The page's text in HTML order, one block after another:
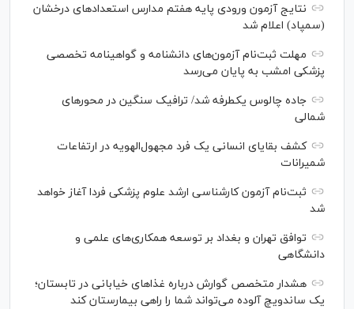
نتایج آزمون ورودی پایه هفتم مدارس استعدادهای درخشان
(سمپاد) اعلام شد
مهلت ثبت‌نام آزمون‌های دانشنامه و گواهینامه تخصصی
پزشکی امشب به پایان می‌رسد
جاده چالوس یکطرفه شد/ ترافیک سنگین در محورهای
شمالی
کشف بقایای انسانی یک فرد مجهول‌الهویه در ارتفاعات
شمیرانات
ثبت‌نام آزمون کارشناسی ارشد علوم پزشکی فردا آغاز خواهد
شد
توافق تهران و بغداد بر توسعه همکاری‌های علمی و
دانشگاهی
هشدار متخصص گوارش درباره غذا‌های خیابانی در تابستان؛
یک ساندویچ آلوده می‌تواند شما را راهی بیمارستان کند